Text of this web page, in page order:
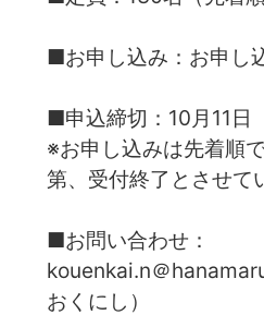
■お申し込み：お申し
■申込締切：10月11日
※お申し込みは先着順
第、受付終了とさせて
■お問い合わせ：
kouenkai.n＠
おくにし）